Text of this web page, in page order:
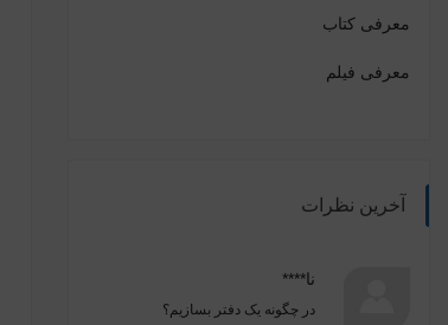
معرفی کتاب
معرفی فیلم
آخرین نظرات
نا****
در چگونه یک دفتر بسازیم؟